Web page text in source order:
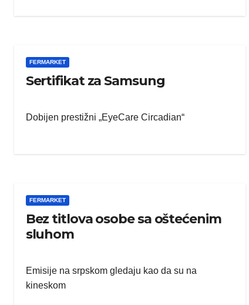
FERMARKET
Sertifikat za Samsung
Dobijen prestižni „EyeCare Circadian“
FERMARKET
Bez titlova osobe sa oštećenim
sluhom
Emisije na srpskom gledaju kao da su na
kineskom